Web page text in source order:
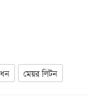
মেয়র লিটন